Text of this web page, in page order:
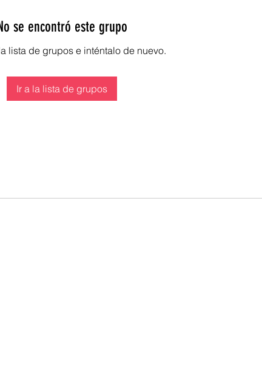
se encontró este grupo
lista de grupos e inténtalo de nuevo.
Ir a la lista de grupos